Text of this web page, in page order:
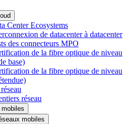
Center Ecosystems
de datacenter à datacenter
des connecteurs MPO
de la fibre optique de niveau
base)
de la fibre optique de niveau
réseau
mobiles
mobiles